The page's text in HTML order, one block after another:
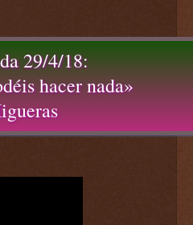
29/4/18:
hacer nada»